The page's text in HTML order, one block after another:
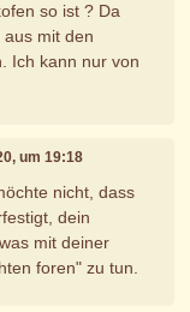
so ist ? Da
mit den
Ich kann nur von
um 19:18
nicht, dass
dein
mit deiner
foren" zu tun.